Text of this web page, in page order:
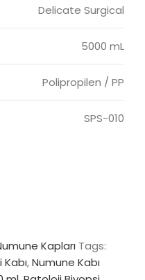
Delicate Surgical
5000 mL
Polipropilen / PP
SPS-010
Kapları Tags:
,Numune Kabı